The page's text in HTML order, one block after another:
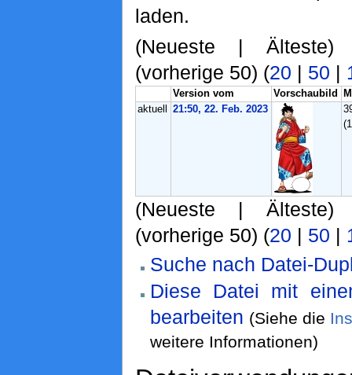
laden.
(Neueste | Älteste)
(vorherige 50) (20 | 50 |
Version vom Vorschaubild
aktuell
21:50, 22. Feb. 2023
(Neueste | Älteste)
(vorherige 50) (20 | 50 |
Suche nach Datei-
Diese Datei mit
bearbeiten (Siehe die
weitere Informationen)